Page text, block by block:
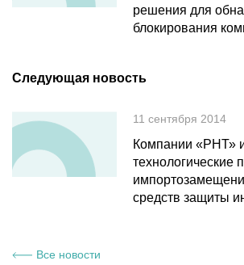
решения для
блокирования
Следующая новость
11 сентября 2014
Компании «РНТ»
технологические
средств защиты
Все новости